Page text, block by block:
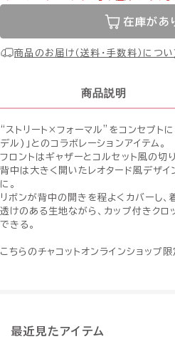
在庫があ
商品のお届け（送料・手数料）につい
商品説明
“ストリート×フォーマル”をコンセプ
デル)」とのコラボレーションアイテム。
フロントはギャザーとコルセット風の切
背中は大きく開いたレオタード風デザ
に。
リボンが背中の開きを程よくカバーし、
透けのある生地ながら、カップ付きクロ
できる。
こちらのチャコットオンラインショップ限
最近見たアイテム